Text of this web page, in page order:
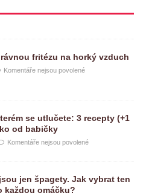
fritézu na horký vzduch
Komentáře nejsou povolené
se utlučete: 3 recepty (+1
od babičky
Komentáře nejsou povolené
jen špagety. Jak vybrat ten
každou omáčku?